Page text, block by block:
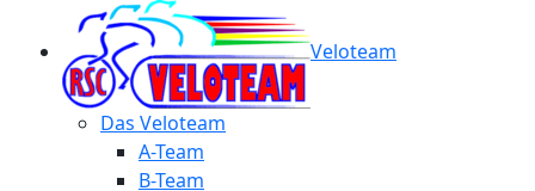
Veloteam
Das Veloteam
A-Team
B-Team